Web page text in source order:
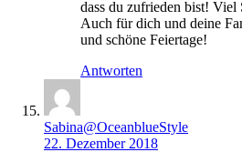
dass du zufrieden bist! Viel
Auch für dich und deine
und schöne Feiertage!
Antworten
Sabina@OceanblueStyle
22. Dezember 2018